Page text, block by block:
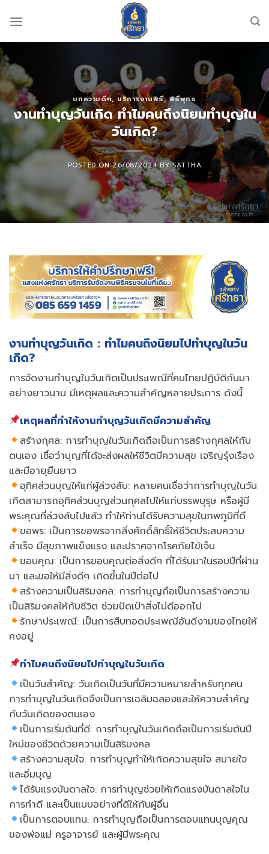
บทความดีๆ,บริการงานพิธี,พิธีพุทธ
งานทำบุญวันเกิด ทำไมคนถึงนิยมทำบุญใน
วันเกิด?
POSTED ON26/08/2024BYSATTHA
งานทำบุญวันเกิด : ทำไมคนถึงนิยมไปทำบุญในวัน
เกิด?
การจัดงานทำบุญในวันเกิดเป็นประเพณีที่คนไทยปฏิบัติกันมา
อย่างยาวนาน มีเหตุผลและความสำคัญหลายประการ ดังนี้
เหตุผลที่ทำให้งานทำบุญวันเกิดมีความสำคัญ
สร้างกุศล: การทำบุญในวันเกิดถือเป็นการสร้างกุศลให้กับ
ตนเอง เชื่อว่าบุญที่ได้จะส่งผลให้ชีวิตมีความสุข เจริญรุ่งเรือง
และมีอายุยืนยาว
อุทิศส่วนบุญให้แก่ผู้ล่วงลับ: หลายคนเชื่อว่าการทำบุญในวัน
เกิดสามารถอุทิศส่วนบุญส่วนกุศลไปให้แก่บรรพบุรุษ หรือผู้มี
พระคุณที่ล่วงลับไปแล้ว ทำให้ท่านได้รับความสุขในภพภูมิที่ดี
ขอพร: เป็นการขอพรจากสิ่งศักดิ์สิทธิ์ให้ชีวิตประสบความ
สำเร็จ มีสุขภาพแข็งแรง และปราศจากโรคภัยไข้เจ็บ
ขอบคุณ: เป็นการขอบคุณต่อสิ่งดีๆ ที่ได้รับมาในรอบปีที่ผ่าน
มา และขอให้มีสิ่งดีๆ เกิดขึ้นในปีต่อไป
สร้างความเป็นสิริมงคล: การทำบุญถือเป็นการสร้างความ
เป็นสิริมงคลให้กับชีวิต ช่วยปัดเป่าสิ่งไม่ดีออกไป
รักษาประเพณี: เป็นการสืบทอดประเพณีอันดีงามของไทยให้
คงอยู่
ทำไมคนถึงนิยมไปทำบุญในวันเกิด
เป็นวันสำคัญ: วันเกิดเป็นวันที่มีความหมายสำหรับทุกคน
การทำบุญในวันเกิดจึงเป็นการเฉลิมฉลองและให้ความสำคัญ
กับวันเกิดของตนเอง
เป็นการเริ่มต้นที่ดี: การทำบุญในวันเกิดถือเป็นการเริ่มต้นปี
ใหม่ของชีวิตด้วยความเป็นสิริมงคล
สร้างความสุขใจ: การทำบุญทำให้เกิดความสุขใจ สบายใจ
และอิ่มบุญ
ได้รับแรงบันดาลใจ: การทำบุญช่วยให้เกิดแรงบันดาลใจใน
การทำดี และเป็นแบบอย่างที่ดีให้กับผู้อื่น
เป็นการตอบแทน: การทำบุญถือเป็นการตอบแทนบุญคุณ
ของพ่อแม่ ครูอาจารย์ และผู้มีพระคุณ